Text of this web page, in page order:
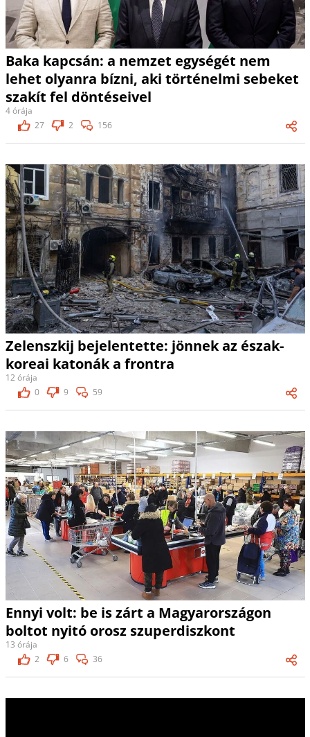
Baka kapcsán: a nemzet egységét nem
lehet olyanra bízni, aki történelmi sebeket
szakít fel döntéseivel
4 órája
27
2 156
Zelenszkij bejelentette: jönnek az észak-
koreai katonák a frontra
12 órája
0
9 59
Ennyi volt: be is zárt a Magyarországon
boltot nyitó orosz szuperdiszkont
13 órája
2
6 36